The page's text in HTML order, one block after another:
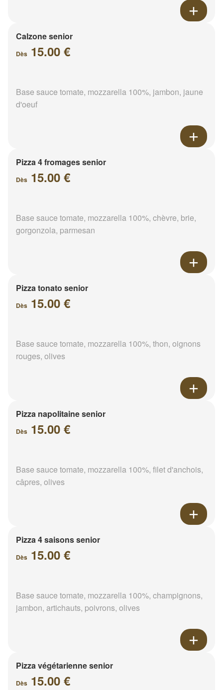
Calzone senior
Dès 15.00 €
Base sauce tomate, mozzarella 100%, jambon, jaune
d'oeuf
Pizza 4 fromages senior
Dès 15.00 €
Base sauce tomate, mozzarella 100%, chèvre, brie,
gorgonzola, parmesan
Pizza tonato senior
Dès 15.00 €
Base sauce tomate, mozzarella 100%, thon, oignons
rouges, olives
Pizza napolitaine senior
Dès 15.00 €
Base sauce tomate, mozzarella 100%, filet d'anchois,
câpres, olives
Pizza 4 saisons senior
Dès 15.00 €
Base sauce tomate, mozzarella 100%, champignons,
jambon, artichauts, poivrons, olives
Pizza végétarienne senior
Dès 15.00 €